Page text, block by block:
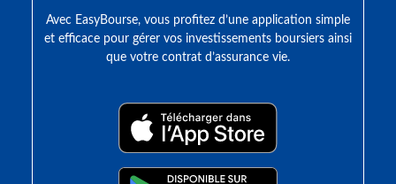
Avec EasyBourse, vous profitez d’une application simple
et efficace pour gérer vos investissements boursiers ainsi
que votre contrat d’assurance vie.